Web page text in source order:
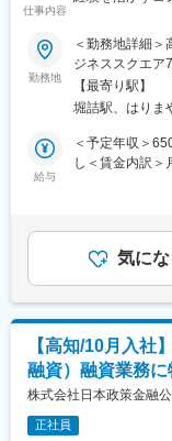
らビジネスを推
なキャリアを描
■長期就業が可
・平均残業時間
・有給休暇取
・育児休業取得
■企業の特徴／
・2007年10月1
「日本郵政グル
・簡易生命保険
障する」とい
・前身である
え、更なるお客
策を展開してい
仕事内容
「がん保険と
保険を世界で初
がん保険・医
「生きるため
■業務内容
全国8000店以
■業務詳細
・販売戦略の立
・商品勉強会
・保険契約事務
■1日の流れ
9時：朝礼、チ
10時：販売戦略
11時：代理店と
勤務地
＜勤務地詳細
ジネススクエア
の定める事業所
【最寄り駅】
堀詰駅、はりま
給与
＜予定年収＞
し＜賃金内訳＞
です。※転居を
宅補助（例：6
賃金はあくまで
性があります。
気に
【高知/10月入社
融資）融資業務
株式会社日本政策金融
正社員